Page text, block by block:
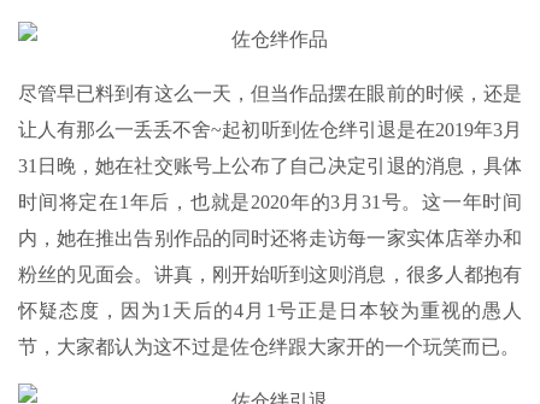
尽管早已料到有这么一天，但当作品摆在眼前的时候，还是
让人有那么一丢丢不舍~起初听到佐仓绊引退是在2019年3月
31日晚，她在社交账号上公布了自己决定引退的消息，具体
时间将定在1年后，也就是2020年的3月31号。这一年时间
内，她在推出告别作品的同时还将走访每一家实体店举办和
粉丝的见面会。讲真，刚开始听到这则消息，很多人都抱有
怀疑态度，因为1天后的4月1号正是日本较为重视的愚人
节，大家都认为这不过是佐仓绊跟大家开的一个玩笑而已。